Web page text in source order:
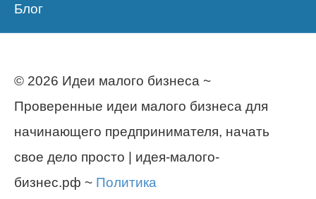
Блог
© 2026 Идеи малого бизнеса ~
Проверенные идеи малого бизнеса для
начинающего предпринимателя, начать
свое дело просто | идея-малого-
бизнес.рф ~ Политика